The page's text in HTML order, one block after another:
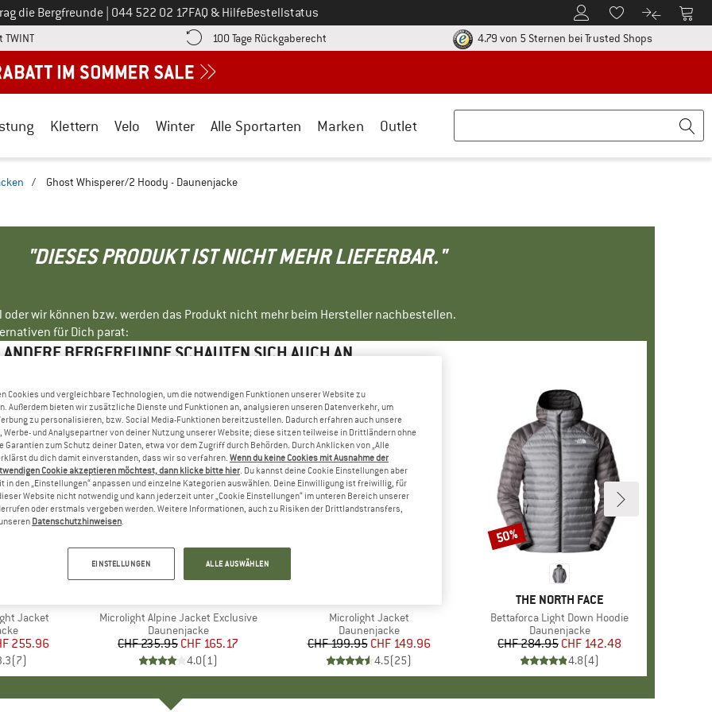
die Bergfreunde Ruf uns an unter
044 522 02 17FAQ & HilfeBestellstatus Zum KundenkontoZum Merkzettel.
Zum Zum
Finde die Zahlungs-Infos hier! Öffnet sich in einer Infobox
100 Tage Rückgaberecht Gehe hier zu den Rückgabe-Richtlinien Öffnet sich in einer Infobox
4.79 von 5 Sternen bei Trusted ShopsFinde alle
Klettern Velo Winter Alle Sportarten Marken Outlet
/ Ghost Whisperer/2 Hoody - Daunenjacke
"DIESES PRODUKT IST NICHT MEHR LIEFERBAR."
wir können bzw. werden das Produkt nicht mehr beim Hersteller nachbestellen.
für Dich parat:
ANDERE BERGFREUNDE SCHAUTEN SICH AUCH AN
Jacket
Preis
255.96
(7)
Artikel
Microlight Alpine Jacket Exclusive
Produktgruppe
Daunenjacke
Preis
CHF 235.95reduzierter Preis
CHF 165.17
4.0(1)
Artikel
Microlight Jacket
Produktgruppe
Daunenjacke
Preis
CHF 199.95 reduzierter Preis
CHF 149.96
4.5(25)
MARKE
THE NORTH FACE
Artikel
Bettaforca Light Down Hoodie
Produktgruppe
Daunenjacke
Preis
CHF 284.95 reduzierter Preis
CHF 142.48
4.8(4)
Rabatt
50%
Cookies und vergleichbare Technologien, um die notwendigen Funktionen unserer Website zu
Außerdem bieten wir zusätzliche Dienste und Funktionen an, analysieren unseren Datenverkehr, um
zu personalisieren, bzw. Social Media-Funktionen bereitzustellen. Dadurch erfahren auch unsere
Werbe- und Analysepartner von deiner Nutzung unserer Website; diese sitzen teilweise in Drittländern ohne
Garantien zum Schutz deiner Daten, etwa vor dem Zugriff durch Behörden. Durch Anklicken von „Alle
du dich damit einverstanden, dass wir so verfahren. Wenn du keine Cookies mit Ausnahme der
Cookie akzeptieren möchtest, dann klicke bitte hier. Du kannst deine Cookie Einstellungen aber
in den „Einstellungen“ anpassen und einzelne Kategorien auswählen. Deine Einwilligung ist freiwillig, für
Website nicht notwendig und kann jederzeit unter „Cookie Einstellungen“ im unteren Bereich unserer
oder erstmals vergeben werden. Weitere Informationen, auch zu Risiken der Drittlandstransfers,
Datenschutzhinweisen.
EINSTELLUNGEN ALLE AUSWÄHLEN